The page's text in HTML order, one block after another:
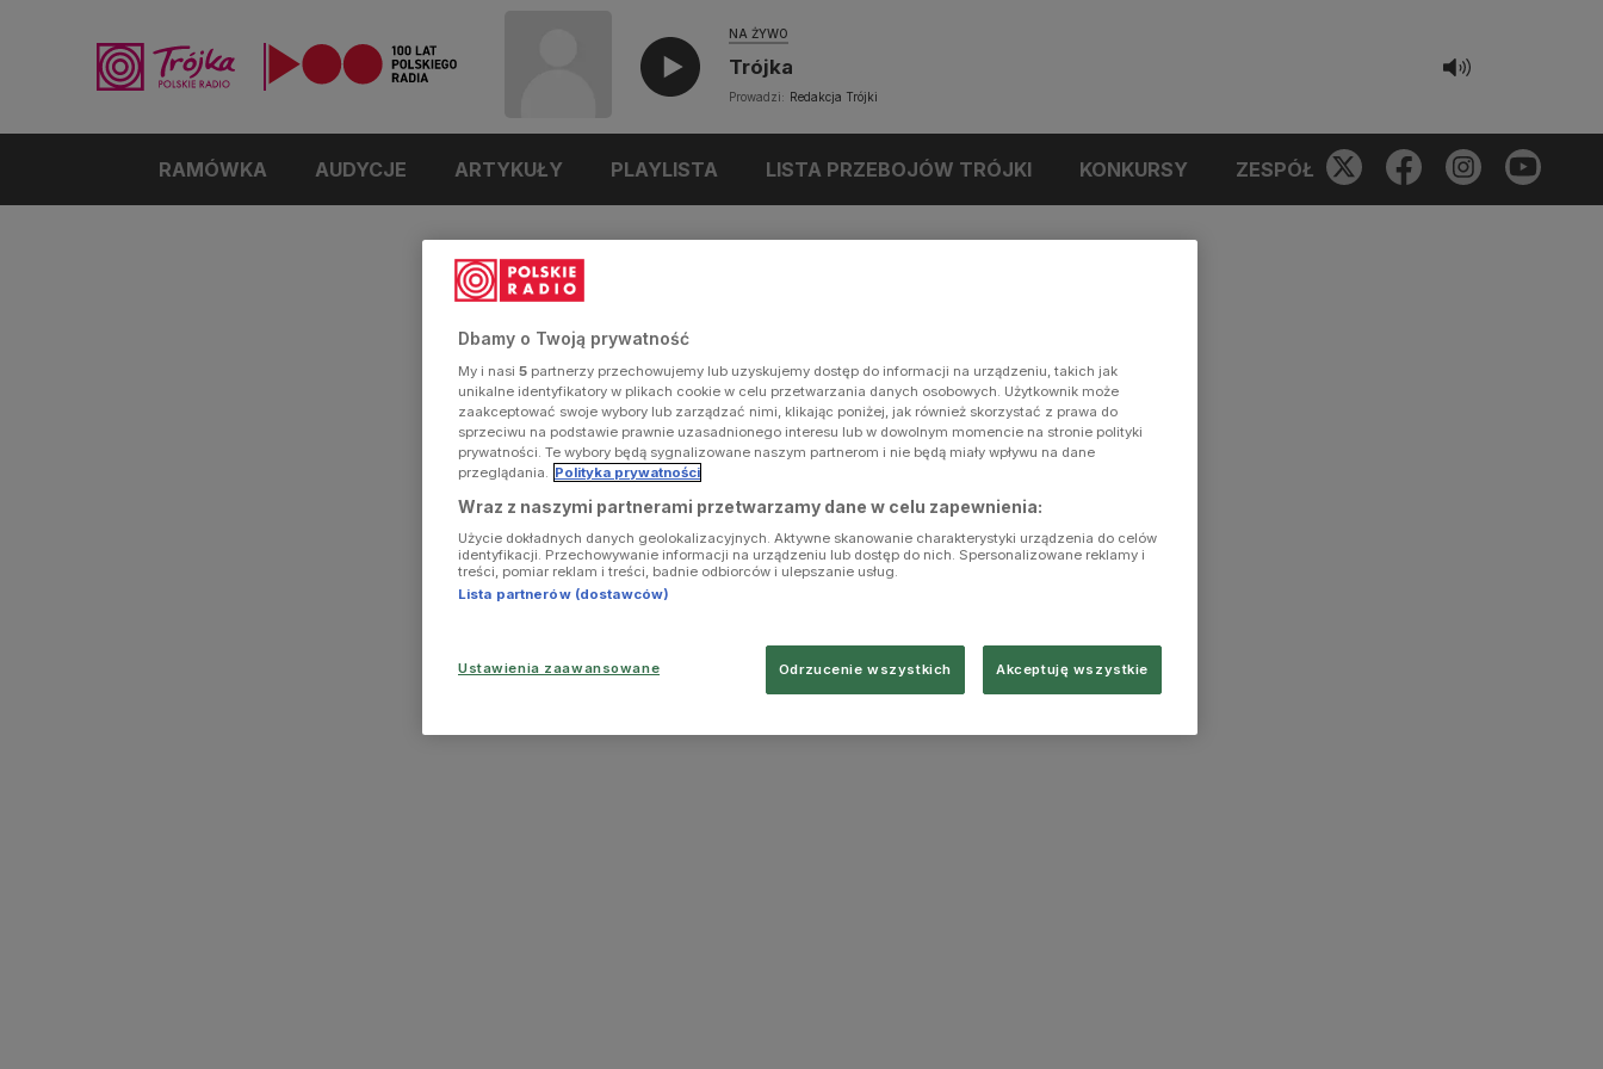
NA ŻYWO
Trójka
Prowadzi: Redakcja Trójki
RAMÓWKA AUDYCJE ARTYKUŁY PLAYLISTA LISTA PRZEBOJÓW TRÓJKI KONKURSY ZESPÓŁ
Dbamy o Twoją prywatność
My i nasi 5 partnerzy przechowujemy lub uzyskujemy dostęp do informacji na urządzeniu, takich jak
unikalne identyfikatory w plikach cookie w celu przetwarzania danych osobowych. Użytkownik może
zaakceptować swoje wybory lub zarządzać nimi, klikając poniżej, jak również skorzystać z prawa do
sprzeciwu na podstawie prawnie uzasadnionego interesu lub w dowolnym momencie na stronie polityki
prywatności. Te wybory będą sygnalizowane naszym partnerom i nie będą miały wpływu na dane
przeglądania. Polityka prywatności
Wraz z naszymi partnerami przetwarzamy dane w celu zapewnienia:
Użycie dokładnych danych geolokalizacyjnych. Aktywne skanowanie charakterystyki urządzenia do celów
identyfikacji. Przechowywanie informacji na urządzeniu lub dostęp do nich. Spersonalizowane reklamy i
treści, pomiar reklam i treści, badnie odbiorców i ulepszanie usług.
Lista partnerów (dostawców)
Ustawienia zaawansowane Odrzucenie wszystkich Akceptuję wszystkie